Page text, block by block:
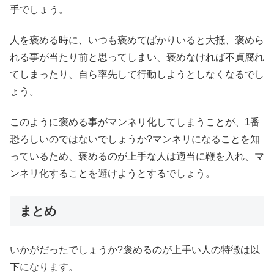
手でしょう。
人を褒める時に、いつも褒めてばかりいると大抵、褒めら
れる事が当たり前と思ってしまい、褒めなければ不貞腐れ
てしまったり、自ら率先して行動しようとしなくなるでし
ょう。
このように褒める事がマンネリ化してしまうことが、1番
恐ろしいのではないでしょうか?マンネリになることを知
っているため、褒めるのが上手な人は適当に鞭を入れ、マ
ンネリ化することを避けようとするでしょう。
まとめ
いかがだったでしょうか?褒めるのが上手い人の特徴は以
下になります。